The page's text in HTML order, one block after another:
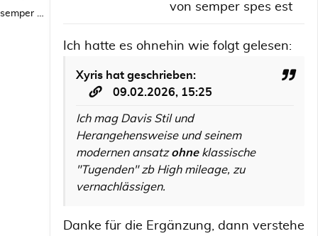
semper spes est von semper spes est
Ich hatte es ohnehin wie folgt gelesen:
Xyris hat geschrieben:
09.02.2026, 15:25
Ich mag Davis Stil und
Herangehensweise und seinem
modernen ansatzohne klassische
"Tugenden" zb High mileage, zu
vernachlässigen.
Danke für die Ergänzung, dann verstehe